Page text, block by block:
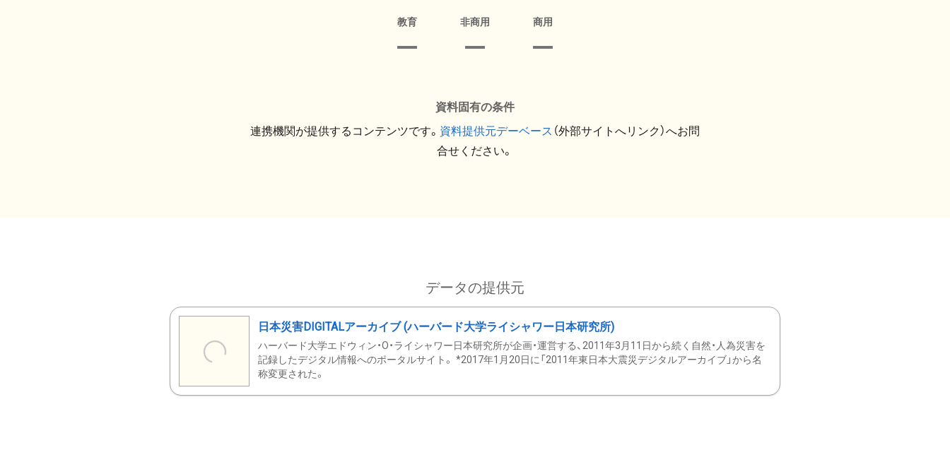
教育 非商用 商用
資料固有の条件
連携機関が提供するコンテンツです。 資料提供元デーベース （外部サイトへリンク）へお問
合せください。
データの提供元
日本災害DIGITALアーカイブ (ハーバード大学ライシャワー日本研究所)
ハーバード大学エドウィン・O・ライシャワー日本研究所が企画・運営する、2011年3月11日から続く自然・人為災害を
記録したデジタル情報へのポータルサイト。 *2017年1月20日に「2011年東日本大震災デジタルアーカイブ」から名
称変更された。